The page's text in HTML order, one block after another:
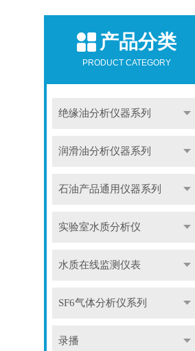
产品分类
PRODUCT CATEGORY
绝缘油分析仪器系列
润滑油分析仪器系列
石油产品通用仪器系列
实验室水质分析仪
水质在线监测仪表
SF6气体分析仪系列
录播